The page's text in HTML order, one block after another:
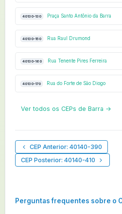
40130-130 Praça Santo Antônio da Barra
40130-150 Rua Raul Drumond
40130-160 Rua Tenente Pires Ferreira
40130-170 Rua do Forte de São Diogo
Ver todos os CEPs de Barra →
CEP Anterior: 40140-390
CEP Posterior: 40140-410
Perguntas frequentes sobre o